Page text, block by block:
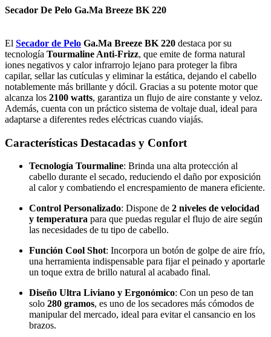
Secador De Pelo Ga.Ma Breeze BK 220
El Secador de Pelo Ga.Ma Breeze BK 220 destaca por su
tecnología Tourmaline Anti-Frizz, que emite de forma natural
iones negativos y calor infrarrojo lejano para proteger la fibra
capilar, sellar las cutículas y eliminar la estática, dejando el cabello
notablemente más brillante y dócil. Gracias a su potente motor que
alcanza los 2100 watts, garantiza un flujo de aire constante y veloz.
Además, cuenta con un práctico sistema de voltaje dual, ideal para
adaptarse a diferentes redes eléctricas cuando viajás.
Características Destacadas y Confort
Tecnología Tourmaline: Brinda una alta protección al
cabello durante el secado, reduciendo el daño por exposición
al calor y combatiendo el encrespamiento de manera eficiente.
Control Personalizado: Dispone de 2 niveles de velocidad
y temperatura para que puedas regular el flujo de aire según
las necesidades de tu tipo de cabello.
Función Cool Shot: Incorpora un botón de golpe de aire frío,
una herramienta indispensable para fijar el peinado y aportarle
un toque extra de brillo natural al acabado final.
Diseño Ultra Liviano y Ergonómico: Con un peso de tan
solo 280 gramos, es uno de los secadores más cómodos de
manipular del mercado, ideal para evitar el cansancio en los
brazos.